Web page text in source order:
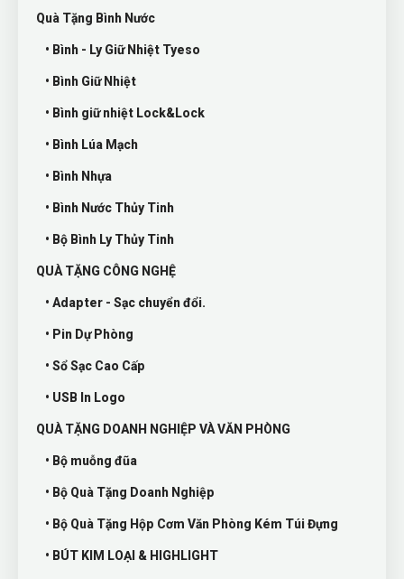
Quà Tặng Bình Nước
• Bình - Ly Giữ Nhiệt Tyeso
• Bình Giữ Nhiệt
• Bình giữ nhiệt Lock&Lock
• Bình Lúa Mạch
• Bình Nhựa
• Bình Nước Thủy Tinh
• Bộ Bình Ly Thủy Tinh
QUÀ TẶNG CÔNG NGHỆ
• Adapter - Sạc chuyển đổi.
• Pin Dự Phòng
• Sổ Sạc Cao Cấp
• USB In Logo
QUÀ TẶNG DOANH NGHIỆP VÀ VĂN PHÒNG
• Bộ muỗng đũa
• Bộ Quà Tặng Doanh Nghiệp
• Bộ Quà Tặng Hộp Cơm Văn Phòng Kém Túi Đựng
• BÚT KIM LOẠI & HIGHLIGHT